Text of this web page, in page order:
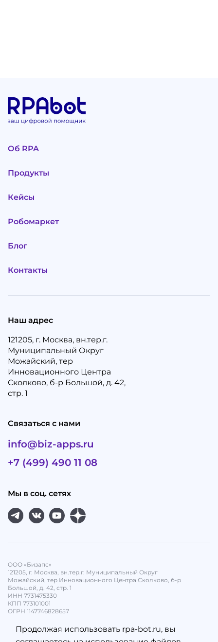
Об RPA
Продукты
Кейсы
Робомаркет
Блог
Контакты
ООО «Бизапс»
121205, г. Москва, вн.тер.г. Муниципальный Округ
Можайский, тер Инновационного Центра Сколково, б-р
Большой, д. 42, стр. 1
ИНН 7731475330
КПП 773101001
ОГРН 1147746828657
Наш адрес
121205, г. Москва, вн.тер.г.
Муниципальный Округ
Можайский, тер
Инновационного Центра
Сколково, б-р Большой, д. 42,
стр. 1
Связаться с нами
info@biz-apps.ru
+7 (499) 490 11 08
Мы в соц. сетях
Продолжая использовать rpa-bot.ru, вы